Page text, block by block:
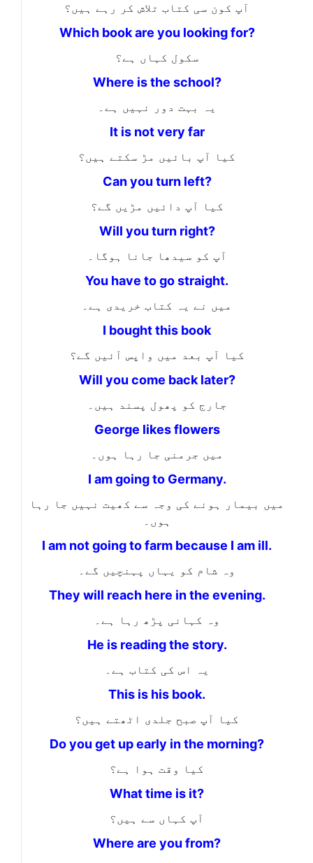
آپ کون سی کتاب تلاش کر رہے ہیں؟
Which book are you looking for?
سکول کہاں ہے؟
Where is the school?
یہ بہت دور نہیں ہے۔
It is not very far
کیا آپ بائیں مڑ سکتے ہیں؟
Can you turn left?
کیا آپ دائیں مڑیں گے؟
Will you turn right?
آپ کو سیدھا جانا ہوگا۔
You have to go straight.
میں نے یہ کتاب خریدی ہے۔
I bought this book
کیا آپ بعد میں واپس آئیں گے؟
Will you come back later?
جارج کو پھول پسند ہیں۔
George likes flowers
میں جرمنی جا رہا ہوں۔
I am going to Germany.
میں بیمار ہونے کی وجہ سے کھیت نہیں جا رہا
ہوں۔
I am not going to farm because I am ill.
وہ شام کو یہاں پہنچیں گے۔
They will reach here in the evening.
وہ کہانی پڑھ رہا ہے۔
He is reading the story.
یہ اس کی کتاب ہے۔
This is his book.
کیا آپ صبح جلدی اٹھتے ہیں؟
Do you get up early in the morning?
کیا وقت ہوا ہے؟
What time is it?
آپ کہاں سے ہیں؟
Where are you from?